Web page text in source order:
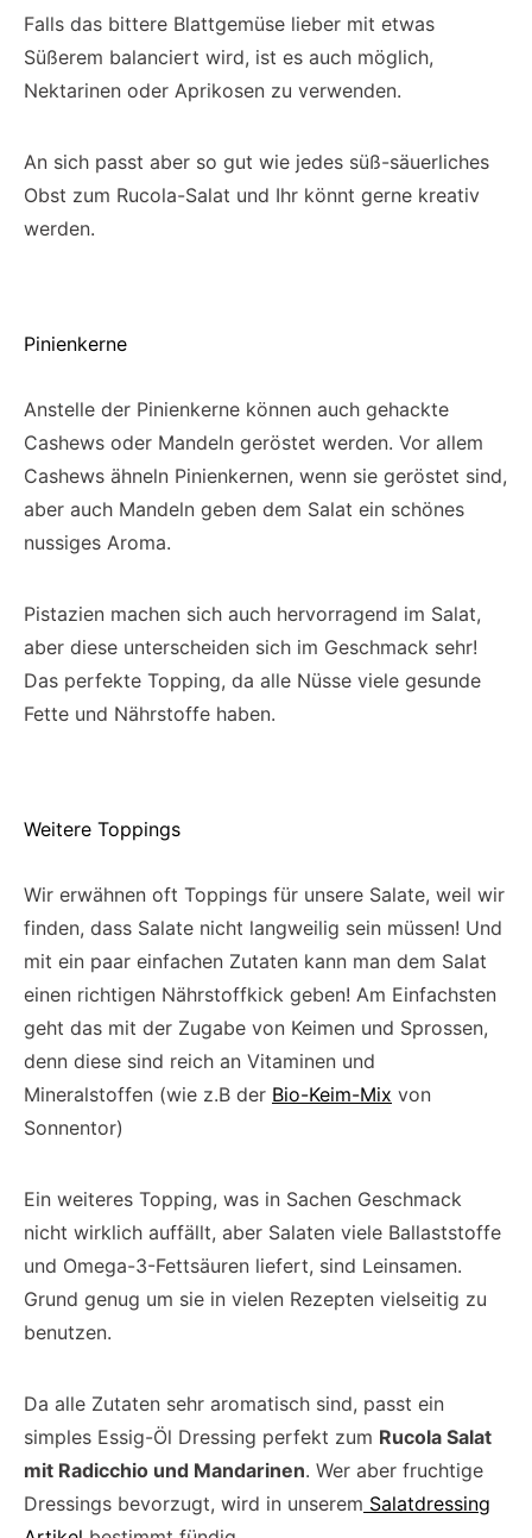
Falls das bittere Blattgemüse lieber mit etwas
Süßerem balanciert wird, ist es auch möglich,
Nektarinen oder Aprikosen zu verwenden.
An sich passt aber so gut wie jedes süß-säuerliches
Obst zum Rucola-Salat und Ihr könnt gerne kreativ
werden.
Pinienkerne
Anstelle der Pinienkerne können auch gehackte
Cashews oder Mandeln geröstet werden. Vor allem
Cashews ähneln Pinienkernen, wenn sie geröstet sind,
aber auch Mandeln geben dem Salat ein schönes
nussiges Aroma.
Pistazien machen sich auch hervorragend im Salat,
aber diese unterscheiden sich im Geschmack sehr!
Das perfekte Topping, da alle Nüsse viele gesunde
Fette und Nährstoffe haben.
Weitere Toppings
Wir erwähnen oft Toppings für unsere Salate, weil wir
finden, dass Salate nicht langweilig sein müssen! Und
mit ein paar einfachen Zutaten kann man dem Salat
einen richtigen Nährstoffkick geben! Am Einfachsten
geht das mit der Zugabe von Keimen und Sprossen,
denn diese sind reich an Vitaminen und
Mineralstoffen (wie z.B der Bio-Keim-Mix von
Sonnentor)
Ein weiteres Topping, was in Sachen Geschmack
nicht wirklich auffällt, aber Salaten viele Ballaststoffe
und Omega-3-Fettsäuren liefert, sind Leinsamen.
Grund genug um sie in vielen Rezepten vielseitig zu
benutzen.
Da alle Zutaten sehr aromatisch sind, passt ein
simples Essig-Öl Dressing perfekt zum Rucola Salat
mit Radicchio und Mandarinen. Wer aber fruchtige
Dressings bevorzugt, wird in unserem Salatdressing